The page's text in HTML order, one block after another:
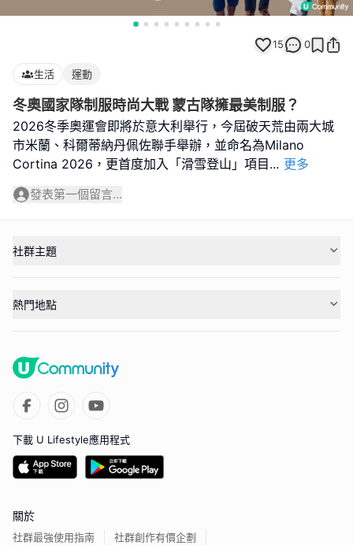
15 0
生活 運動
冬奧國家隊制服時尚大戰 蒙古隊擁最美制服？
2026冬季奧運會即將於意大利舉行，今屆破天荒由兩大城
市米蘭、科爾蒂納丹佩佐聯手舉辦，並命名為Milano
Cortina 2026，更首度加入「滑雪登山」項目 ... 更多
發表第一個留言...
社群主題
熱門地點
下載 U Lifestyle應用程式
關於
社群最強使用指南 社群創作有價企劃